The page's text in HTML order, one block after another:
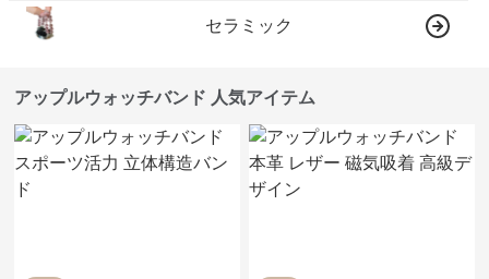
セラミック
アップルウォッチバンド 人気アイテム